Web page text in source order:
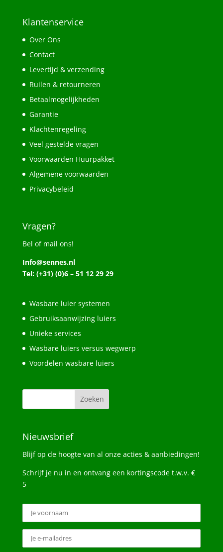
Klantenservice
Over Ons
Contact
Levertijd & verzending
Ruilen & retourneren
Betaalmogelijkheden
Garantie
Klachtenregeling
Veel gestelde vragen
Voorwaarden Huurpakket
Algemene voorwaarden
Privacybeleid
Vragen?
Bel of mail ons!
Info@sennes.nl
Tel: (+31) (0)6 – 51 12 29 29
Wasbare luier systemen
Gebruiksaanwijzing luiers
Unieke services
Wasbare luiers versus wegwerp
Voordelen wasbare luiers
Nieuwsbrief
Blijf op de hoogte van al onze acties & aanbiedingen!
Schrijf je nu in en ontvang een kortingscode t.w.v. €
5